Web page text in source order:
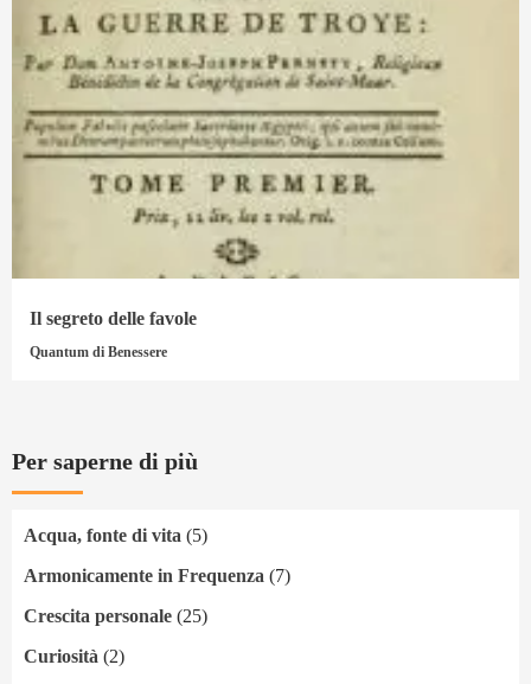
Il segreto delle favole
Quantum di Benessere
Per saperne di più
Acqua, fonte di vita (5)
Armonicamente in Frequenza (7)
Crescita personale (25)
Curiosità (2)